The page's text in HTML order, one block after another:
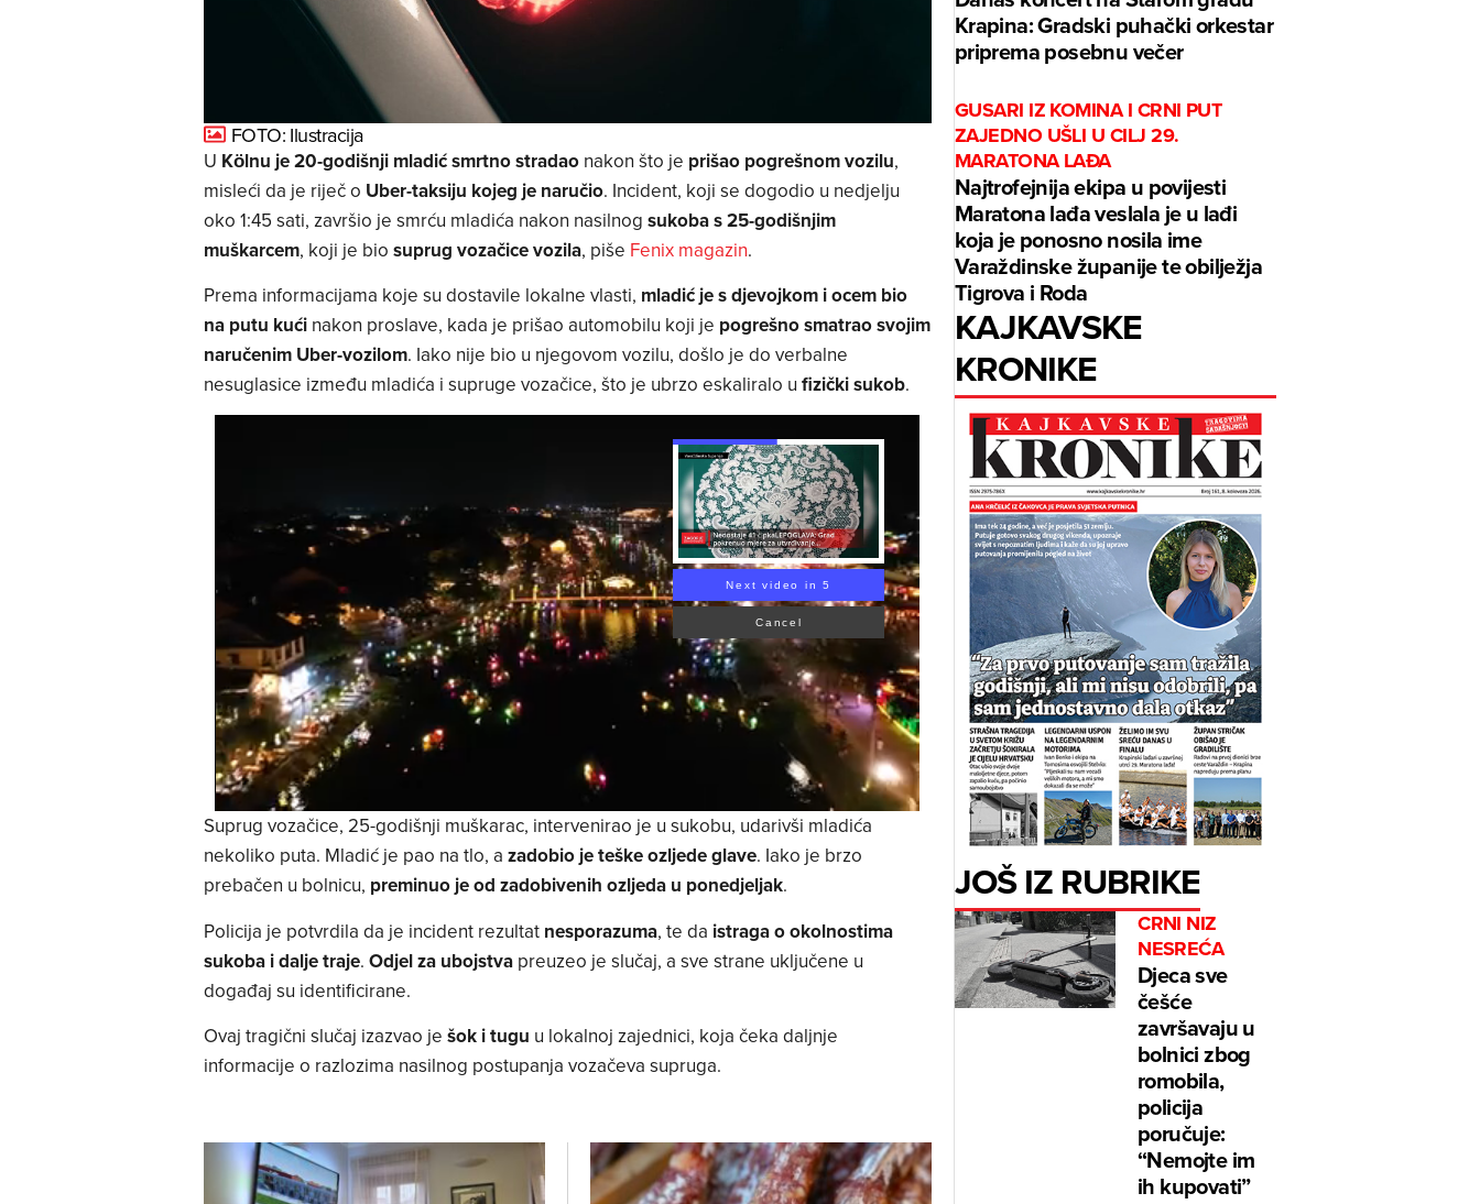
FOTO: Ilustracija
U Kölnu je 20-godišnji mladić smrtno stradaonakon što je prišao pogrešnom vozilu,
misleći da je riječ o Uber-taksiju kojeg je naručio. Incident, koji se dogodio u nedjelju
oko 1:45 sati, završio je smrću mladića nakon nasilnog sukoba s 25-godišnjim
muškarcem, koji je bio suprug vozačice vozila, piše Fenix magazin.
Prema informacijama koje su dostavile lokalne vlasti, mladić je s djevojkom i ocem bio
na putu kućinakon proslave, kada je prišao automobilu koji je pogrešno smatrao svojim
naručenim Uber-vozilom. Iako nije bio u njegovom vozilu, došlo je do verbalne
nesuglasice između mladića i supruge vozačice, što je ubrzo eskaliralo u fizički sukob.
Next video in 4
Cancel
Suprug vozačice, 25-godišnji muškarac, intervenirao je u sukobu, udarivši mladića
nekoliko puta. Mladić je pao na tlo, a zadobio je teške ozljede glave. Iako je brzo
prebačen u bolnicu, preminuo je od zadobivenih ozljeda u ponedjeljak.
Policija je potvrdila da je incident rezultat nesporazuma, te da istraga o okolnostima
sukoba i dalje traje. Odjel za ubojstvapreuzeo je slučaj, a sve strane uključene u
događaj su identificirane.
Ovaj tragični slučaj izazvao je šok i tugu u lokalnoj zajednici, koja čeka daljnje
informacije o razlozima nasilnog postupanja vozačeva supruga.
Krapina: Gradski puhački orkestar
priprema posebnu večer
GUSARI IZ KOMINA I CRNI PUT
ZAJEDNO UŠLI U CILJ 29.
MARATONA LAĐA
Najtrofejnija ekipa u povijesti
Maratona lađa veslala je u lađi
koja je ponosno nosila ime
Varaždinske županije te obilježja
Tigrova i Roda
KAJKAVSKE
KRONIKE
JOŠ IZ RUBRIKE
CRNI NIZ
NESREĆA
Djeca sve
češće
završavaju u
bolnici zbog
romobila,
policija
poručuje:
“Nemojte im
ih kupovati”